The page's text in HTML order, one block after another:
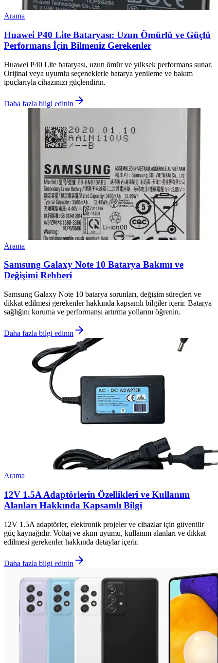
Arama
Huawei P40 Lite Bataryası: Uzun Ömürlü ve Güçlü
Performans İçin Bilmeniz Gerekenler
Huawei P40 Lite bataryası, uzun ömür ve yüksek performans sunar.
Orijinal veya uyumlu seçeneklerle batarya yenileme ve bakım
ipuçlarıyla cihazınızı güçlendirin.
Daha fazla bilgi edinin
Arama
Samsung Galaxy Note 10 Batarya Bakımı ve
Değişimi Rehberi
Samsung Galaxy Note 10 batarya sorunları, değişim süreçleri ve
dikkat edilmesi gerekenler hakkında kapsamlı bilgiler içerir. Batarya
sağlığını koruma ve performansı artırma yollarını öğrenin.
Daha fazla bilgi edinin
Arama
12V 1.5A Adaptörlerin Özellikleri ve Kullanım
Alanları Hakkında Kapsamlı Bilgi
12V 1.5A adaptörler, elektronik projeler ve cihazlar için güvenilir
güç kaynağıdır. Voltaj ve akım uyumu, kullanım alanları ve dikkat
edilmesi gerekenler hakkında detaylar içerir.
Daha fazla bilgi edinin